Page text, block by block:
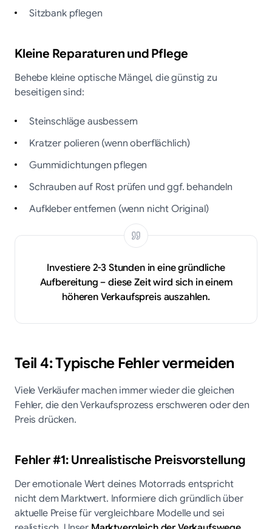
Sitzbank pflegen
Kleine Reparaturen und Pflege
Behebe kleine optische Mängel, die günstig zu
beseitigen sind:
Steinschläge ausbessern
Kratzer polieren (wenn oberflächlich)
Gummidichtungen pflegen
Schrauben auf Rost prüfen und ggf. behandeln
Aufkleber entfernen (wenn nicht Original)
Investiere 2-3 Stunden in eine gründliche
Aufbereitung – diese Zeit wird sich in einem
höheren Verkaufspreis auszahlen.
Teil 4: Typische Fehler vermeiden
Viele Verkäufer machen immer wieder die gleichen
Fehler, die den Verkaufsprozess erschweren oder den
Preis drücken.
Fehler #1: Unrealistische Preisvorstellung
Der emotionale Wert deines Motorrads entspricht
nicht dem Marktwert. Informiere dich gründlich über
aktuelle Preise für vergleichbare Modelle und sei